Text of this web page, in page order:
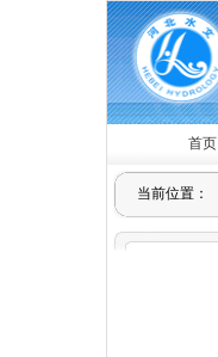
首页
当前位置：